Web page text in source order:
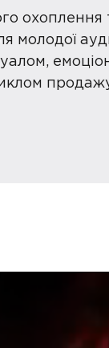
охоплення
молодої